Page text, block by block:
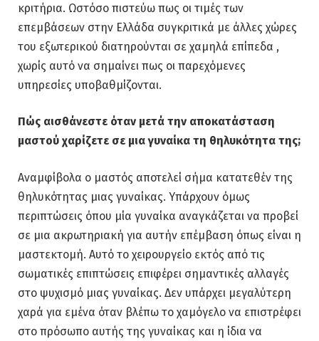
κριτήρια. Ωστόσο πιστεύω πως οι τιμές των
επεμβάσεων στην Ελλάδα συγκριτικά με άλλες χώρες
του εξωτερικού διατηρούνται σε χαμηλά επίπεδα ,
χωρίς αυτό να σημαίνει πως οι παρεχόμενες
υπηρεσίες υποβαθμίζονται.
Πώς αισθάνεστε όταν μετά την αποκατάσταση
μαστού χαρίζετε σε μια γυναίκα τη θηλυκότητα της;
Αναμφίβολα ο μαστός αποτελεί σήμα κατατεθέν της
θηλυκότητας μιας γυναίκας. Υπάρχουν όμως
περιπτώσεις όπου μία γυναίκα αναγκάζεται να προβεί
σε μια ακρωτηριακή για αυτήν επέμβαση όπως είναι η
μαστεκτομή. Αυτό το χειρουργείο εκτός από τις
σωματικές επιπτώσεις επιφέρει σημαντικές αλλαγές
στο ψυχισμό μιας γυναίκας. Δεν υπάρχει μεγαλύτερη
χαρά για εμένα όταν βλέπω το χαμόγελο να επιστρέφει
στο πρόσωπο αυτής της γυναίκας και η ίδια να